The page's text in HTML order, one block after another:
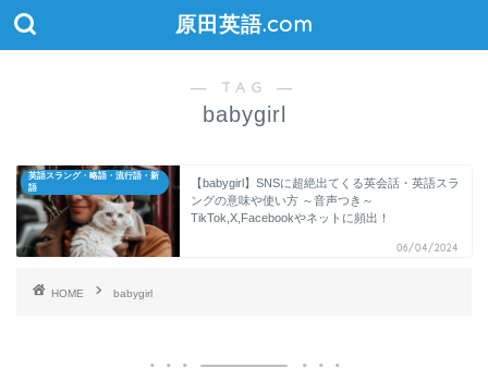
原田英語.com
― TAG ―
babygirl
英語スラング・略語・流行語・新
語
【babygirl】SNSに超絶出てくる英会話・英語スラ
ングの意味や使い方 ～音声つき～
TikTok,X,Facebookやネットに頻出！
06/04/2024
HOME babygirl